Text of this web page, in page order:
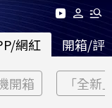
網紅 開箱/評
開箱 「全新